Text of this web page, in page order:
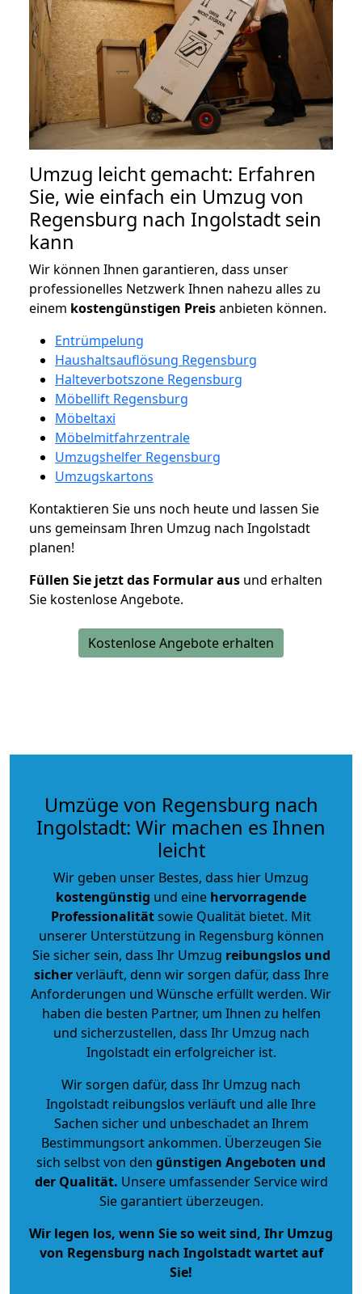
Umzug leicht gemacht: Erfahren
Sie, wie einfach ein Umzug von
Regensburg nach Ingolstadt sein
kann
Wir können Ihnen garantieren, dass unser
professionelles Netzwerk Ihnen nahezu alles zu
einem kostengünstigen Preisanbieten können.
Entrümpelung
Haushaltsauflösung Regensburg
Halteverbotszone Regensburg
Möbellift Regensburg
Möbeltaxi
Möbelmitfahrzentrale
Umzugshelfer Regensburg
Umzugskartons
Kontaktieren Sie uns noch heute und lassen Sie
uns gemeinsam Ihren Umzug nach Ingolstadt
planen!
Füllen Sie jetzt das Formular aus und erhalten
Sie kostenlose Angebote.
Kostenlose Angebote erhalten
Umzüge von Regensburg nach
Ingolstadt: Wir machen es Ihnen
leicht
Wir geben unser Bestes, dass hier Umzug
kostengünstig und eine hervorragende
Professionalitätsowie Qualität bietet. Mit
unserer Unterstützung in Regensburg können
Sie sicher sein, dass Ihr Umzug reibungslos und
sicherverläuft, denn wir sorgen dafür, dass Ihre
Anforderungen und Wünsche erfüllt werden. Wir
haben die besten Partner, um Ihnen zu helfen
und sicherzustellen, dass Ihr Umzug nach
Ingolstadt ein erfolgreicher ist.
Wir sorgen dafür, dass Ihr Umzug nach
Ingolstadt reibungslos verläuft und alle Ihre
Sachen sicher und unbeschadet an Ihrem
Bestimmungsort ankommen. Überzeugen Sie
sich selbst von den günstigen Angeboten und
der Qualität. Unsere umfassender Service wird
Sie garantiert überzeugen.
Wir legen los, wenn Sie so weit sind, Ihr Umzug
von Regensburg nach Ingolstadt wartet auf
Sie!